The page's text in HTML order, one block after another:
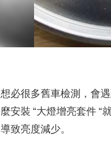
想必很多舊車檢測，會
麼安裝 “大燈增亮套件 “
導致亮度減少。